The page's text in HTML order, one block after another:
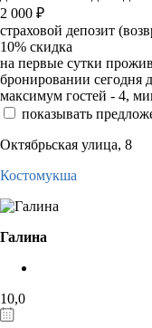
2 000 ₽
страховой депозит
10% скидка
на первые сутки
бронировании сегодня
максимум гостей - 4,
показывать
Октябрьская улица, 8
Костомукша
Галина
10,0